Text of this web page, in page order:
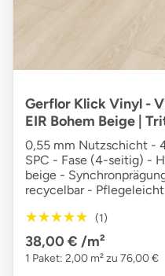
Gerflor Klick Vinyl -
EIR Bohem Beige |
0,55 mm Nutzschicht -
SPC - Fase (4-seitig) -
beige -
recycelbar - Pflegeleicht
★★★★★
★★★★★ (1)
38,00 € /m²
1 Paket: 2,00 m² zu 76,00 €